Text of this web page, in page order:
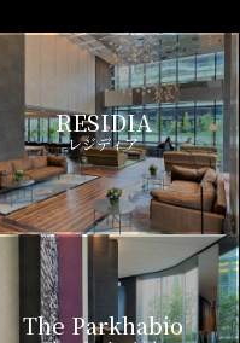
RESIDIA
レジディア
The Parkhabio